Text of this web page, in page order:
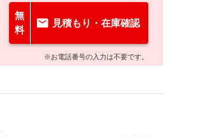
無
料
見積もり・在庫確認
※お電話番号の入力は不要です。